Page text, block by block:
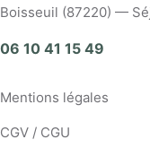
Boisseuil (87220) —
06 10 41 15 49
Mentions légales
CGV / CGU